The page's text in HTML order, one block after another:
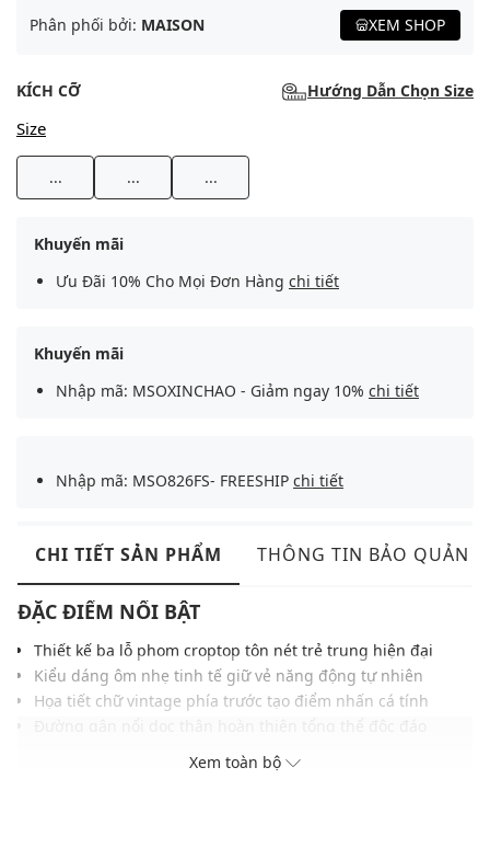
Phân phối bởi: MAISON XEM SHOP
KÍCH CỠ Hướng Dẫn Chọn Size
Size
... ... ...
Khuyến mãi
Ưu Đãi 10% Cho Mọi Đơn Hàng chi tiết
Khuyến mãi
Nhập mã: MSOXINCHAO - Giảm ngay 10% chi tiết
Nhập mã: MSO826FS- FREESHIP chi tiết
CHI TIẾT SẢN PHẨM THÔNG TIN BẢO QUẢN
ĐẶC ĐIỂM NỔI BẬT
Thiết kế ba lỗ phom croptop tôn nét trẻ trung hiện đại
Kiểu dáng ôm nhẹ tinh tế giữ vẻ năng động tự nhiên
Họa tiết chữ vintage phía trước tạo điểm nhấn cá tính
Chất liệu vải cao cấp mang lại cảm giác mặc dễ chịu
Gam màu trung tính phù hợp nhiều kiểu phong cách
Xem toàn bộ